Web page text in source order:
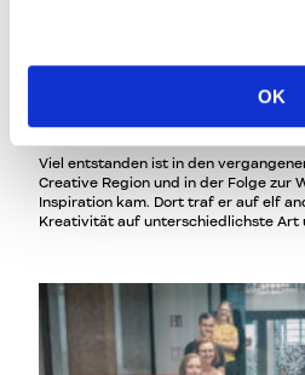
OK
Bühne und Sichtbarkeit
Viel entstanden ist in den
Creative Region und in der Folge zur
Inspiration kam. Dort traf er auf elf
Kreativität auf unterschiedlichste Art